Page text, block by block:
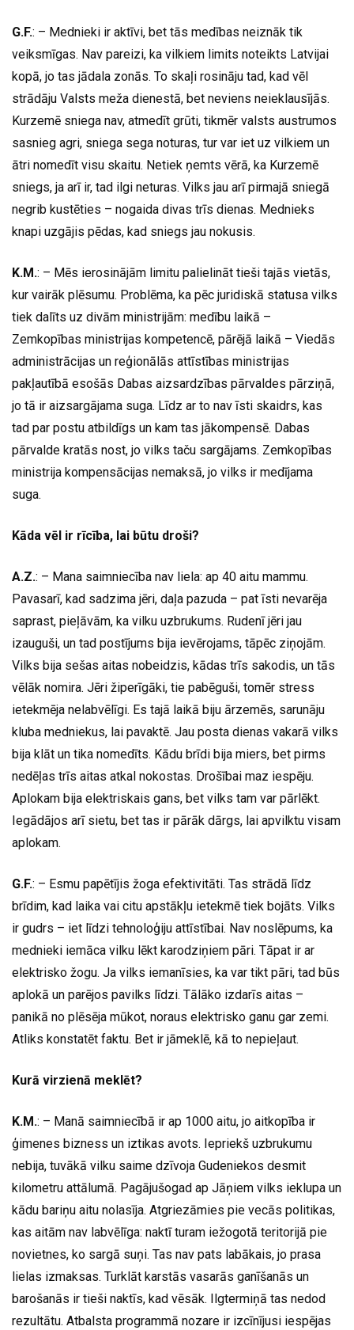
G.F.: – Mednieki ir aktīvi, bet tās medības neiznāk tik
veiksmīgas. Nav pareizi, ka vilkiem limits noteikts Latvijai
kopā, jo tas jādala zonās. To skaļi rosināju tad, kad vēl
strādāju Valsts meža dienestā, bet neviens neieklausījās.
Kurzemē sniega nav, atmedīt grūti, tikmēr valsts austrumos
sasnieg agri, sniega sega noturas, tur var iet uz vilkiem un
ātri nomedīt visu skaitu. Netiek ņemts vērā, ka Kurzemē
sniegs, ja arī ir, tad ilgi neturas. Vilks jau arī pirmajā sniegā
negrib kustēties – nogaida divas trīs dienas. Mednieks
knapi uzgājis pēdas, kad sniegs jau nokusis.
K.M.: – Mēs ierosinājām limitu palielināt tieši tajās vietās,
kur vairāk plēsumu. Problēma, ka pēc juridiskā statusa vilks
tiek dalīts uz divām ministrijām: medību laikā –
Zemkopības ministrijas kompetencē, pārējā laikā – Viedās
administrācijas un reģionālās attīstības ministrijas
pakļautībā esošās Dabas aizsardzības pārvaldes pārziņā,
jo tā ir aizsargājama suga. Līdz ar to nav īsti skaidrs, kas
tad par postu atbildīgs un kam tas jākompensē. Dabas
pārvalde kratās nost, jo vilks taču sargājams. Zemkopības
ministrija kompensācijas nemaksā, jo vilks ir medījama
suga.
Kāda vēl ir rīcība, lai būtu droši?
A.Z.: – Mana saimniecība nav liela: ap 40 aitu mammu.
Pavasarī, kad sadzima jēri, daļa pazuda – pat īsti nevarēja
saprast, pieļāvām, ka vilku uzbrukums. Rudenī jēri jau
izauguši, un tad postījums bija ievērojams, tāpēc ziņojām.
Vilks bija sešas aitas nobeidzis, kādas trīs sakodis, un tās
vēlāk nomira. Jēri žiperīgāki, tie pabēguši, tomēr stress
ietekmēja nelabvēlīgi. Es tajā laikā biju ārzemēs, sarunāju
kluba medniekus, lai pavaktē. Jau posta dienas vakarā vilks
bija klāt un tika nomedīts. Kādu brīdi bija miers, bet pirms
nedēļas trīs aitas atkal nokostas. Drošībai maz iespēju.
Aplokam bija elektriskais gans, bet vilks tam var pārlēkt.
Iegādājos arī sietu, bet tas ir pārāk dārgs, lai apvilktu visam
aplokam.
G.F.: – Esmu papētījis žoga efektivitāti. Tas strādā līdz
brīdim, kad laika vai citu apstākļu ietekmē tiek bojāts. Vilks
ir gudrs – iet līdzi tehnoloģiju attīstībai. Nav noslēpums, ka
mednieki iemāca vilku lēkt karodziņiem pāri. Tāpat ir ar
elektrisko žogu. Ja vilks iemanīsies, ka var tikt pāri, tad būs
aplokā un parējos pavilks līdzi. Tālāko izdarīs aitas –
panikā no plēsēja mūkot, noraus elektrisko ganu gar zemi.
Atliks konstatēt faktu. Bet ir jāmeklē, kā to nepieļaut.
Kurā virzienā meklēt?
K.M.: – Manā saimniecībā ir ap 1000 aitu, jo aitkopība ir
ģimenes bizness un iztikas avots. Iepriekš uzbrukumu
nebija, tuvākā vilku saime dzīvoja Gudeniekos desmit
kilometru attālumā. Pagājušogad ap Jāņiem vilks ieklupa un
kādu bariņu aitu nolasīja. Atgriezāmies pie vecās politikas,
kas aitām nav labvēlīga: naktī turam iežogotā teritorijā pie
novietnes, ko sargā suņi. Tas nav pats labākais, jo prasa
lielas izmaksas. Turklāt karstās vasarās ganīšanās un
barošanās ir tieši naktīs, kad vēsāk. Ilgtermiņā tas nedod
rezultātu. Atbalsta programmā nozare ir izcīnījusi iespējas